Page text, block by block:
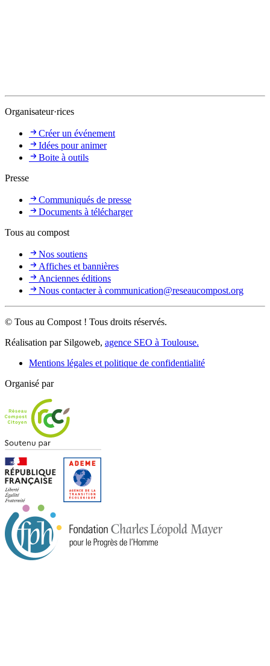
Organisateur·rices
Créer un événement
Idées pour animer
Boite à outils
Presse
Communiqués de presse
Documents à télécharger
Tous au compost
Nos soutiens
Affiches et bannières
Anciennes éditions
Nous contacter à communication@reseaucompost.org
© Tous au Compost ! Tous droits réservés.
Réalisation par Silgoweb, agence SEO à Toulouse.
Mentions légales et politique de confidentialité
Organisé par